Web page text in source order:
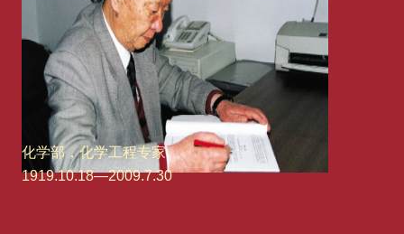
化学部，化学工程专家
1919.10.18—2009.7.30